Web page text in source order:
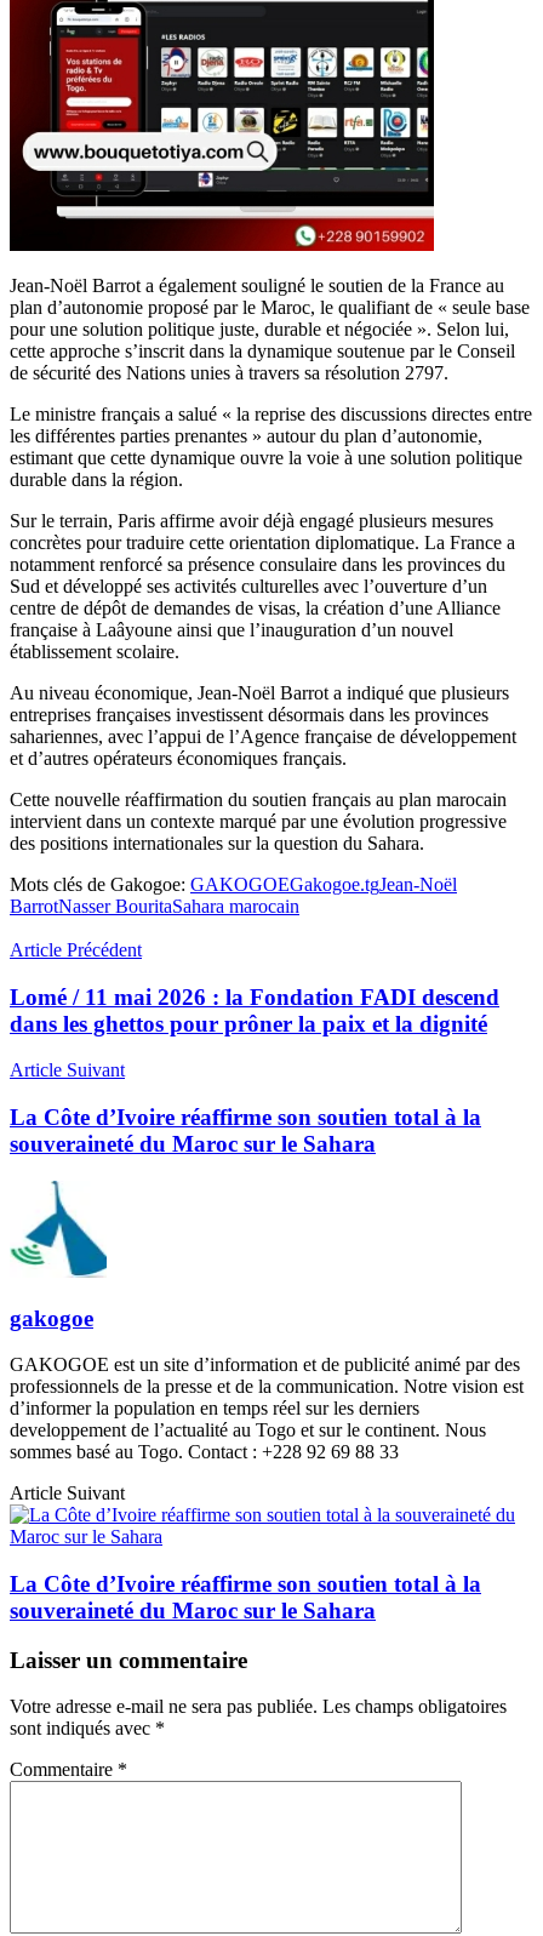
Jean-Noël Barrot a également souligné le soutien de la France au
plan d’autonomie proposé par le Maroc, le qualifiant de « seule base
pour une solution politique juste, durable et négociée ». Selon lui,
cette approche s’inscrit dans la dynamique soutenue par le Conseil
de sécurité des Nations unies à travers sa résolution 2797.
Le ministre français a salué « la reprise des discussions directes entre
les différentes parties prenantes » autour du plan d’autonomie,
estimant que cette dynamique ouvre la voie à une solution politique
durable dans la région.
Sur le terrain, Paris affirme avoir déjà engagé plusieurs mesures
concrètes pour traduire cette orientation diplomatique. La France a
notamment renforcé sa présence consulaire dans les provinces du
Sud et développé ses activités culturelles avec l’ouverture d’un
centre de dépôt de demandes de visas, la création d’une Alliance
française à Laâyoune ainsi que l’inauguration d’un nouvel
établissement scolaire.
Au niveau économique, Jean-Noël Barrot a indiqué que plusieurs
entreprises françaises investissent désormais dans les provinces
sahariennes, avec l’appui de l’Agence française de développement
et d’autres opérateurs économiques français.
Cette nouvelle réaffirmation du soutien français au plan marocain
intervient dans un contexte marqué par une évolution progressive
des positions internationales sur la question du Sahara.
Mots clés de Gakogoe: GAKOGOEGakogoe.tgJean-Noël
BarrotNasser BouritaSahara marocain
Article Précédent
Lomé / 11 mai 2026 : la Fondation FADI descend
dans les ghettos pour prôner la paix et la dignité
Article Suivant
La Côte d’Ivoire réaffirme son soutien total à la
souveraineté du Maroc sur le Sahara
gakogoe
GAKOGOE est un site d’information et de publicité animé par des
professionnels de la presse et de la communication. Notre vision est
d’informer la population en temps réel sur les derniers
developpement de l’actualité au Togo et sur le continent. Nous
sommes basé au Togo. Contact : +228 92 69 88 33
Article Suivant
La Côte d’Ivoire réaffirme son soutien total à la
souveraineté du Maroc sur le Sahara
Laisser un commentaire
Votre adresse e-mail ne sera pas publiée. Les champs obligatoires
sont indiqués avec *
Commentaire *